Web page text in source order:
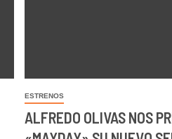
ESTRENOS
ALFREDO OLIVAS NOS